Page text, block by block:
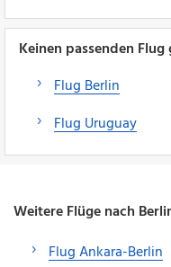
Keinen passenden
Flug Berlin
Flug Uruguay
Weitere Flüge nach
Flug Ankara-Berlin